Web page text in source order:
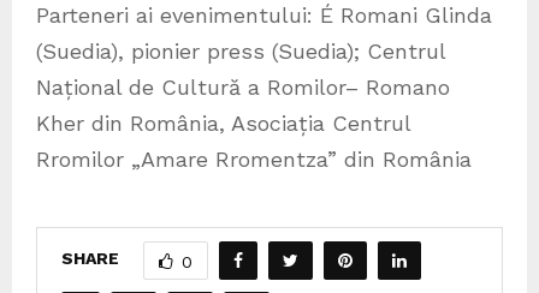
Parteneri ai evenimentului: É Romani Glinda
(Suedia), pionier press (Suedia); Centrul
Național de Cultură a Romilor– Romano
Kher din România, Asociația Centrul
Rromilor „Amare Rromentza” din România
SHARE 0